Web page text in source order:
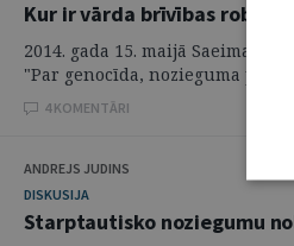
Kur ir vārda brīvības
2014. gada 15. maijā Saeima
"Par genocīda, nozieguma pret
4 KOMENTĀRI
ANDREJS JUDINS
DISKUSIJA
Starptautisko noziegumu